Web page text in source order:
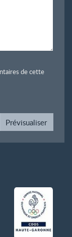
de cette